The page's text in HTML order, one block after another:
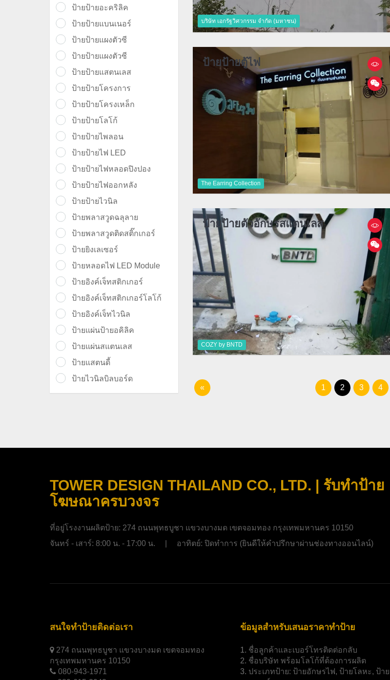
ป้ายป้ายอะคริลิค
ป้ายป้ายแบนเนอร์
ป้ายป้ายแผงตัวซี
ป้ายป้ายแผงตัวซี
ป้ายป้ายแสตนเลส
ป้ายป้ายโครงการ
ป้ายป้ายโครงเหล็ก
ป้ายป้ายโลโก้
ป้ายป้ายไพลอน
ป้ายป้ายไฟ LED
ป้ายป้ายไฟหลอดปิงปอง
ป้ายป้ายไฟออกหลัง
ป้ายป้ายไวนิล
ป้ายพลาสวูดฉลุลาย
ป้ายพลาสวูดติดสติ๊กเกอร์
ป้ายยิงเลเซอร์
ป้ายหลอดไฟ LED Module
ป้ายอิงค์เจ็ทสติกเกอร์
ป้ายอิงค์เจ็ทสติกเกอร์โลโก้
ป้ายอิงค์เจ็ทไวนิล
ป้ายแผ่นป้ายอคิลิค
ป้ายแผ่นสแตนเลส
ป้ายแสตนดี้
ป้ายไวนิลบิลบอร์ด
บริษัท เอกรัฐวิศวกรรม จำกัด (มหาชน)
The Earring Collection
ป้ายป้ายตู้ไฟ
COZY by BNTD
ป้ายป้ายตัวอักษรสแตนเลส
« 1 2 3 4
TOWER DESIGN THAILAND CO., LTD. | รับทำป้าย
โฆษณาครบวงจร
ที่อยู่โรงงานผลิตป้าย: 274 ถนนพุทธบูชา แขวงบางมด เขตจอมทอง กรุงเทพมหานคร 10150
จันทร์ - เสาร์: 8:00 น. - 17:00 น. | อาทิตย์: ปิดทำการ (ยินดีให้คำปรึกษาผ่านช่องทางออนไลน์)
สนใจทำป้ายติดต่อเรา
274 ถนนพุทธบูชา แขวงบางมด เขตจอมทอง
กรุงเทพมหานคร 10150
080-943-1971
ข้อมูลสำหรับเสนอราคาทำป้าย
1. ชื่อลูกค้าและเบอร์โทรติดต่อกลับ
2. ชื่อบริษัท พร้อมโลโก้ที่ต้องการผลิต
3. ประเภทป้าย: ป้ายอักษรไฟ, ป้ายโลหะ, ป้าย